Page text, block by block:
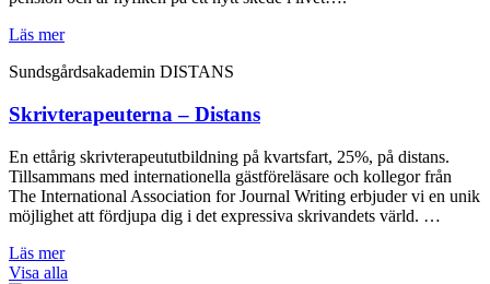
Läs mer
Sundsgårdsakademin DISTANS
Skrivterapeuterna – Distans
En ettårig skrivterapeututbildning på kvartsfart, 25%, på distans.
Tillsammans med internationella gästföreläsare och kollegor från
The International Association for Journal Writing erbjuder vi en unik
möjlighet att fördjupa dig i det expressiva skrivandets värld. …
Läs mer
Visa alla